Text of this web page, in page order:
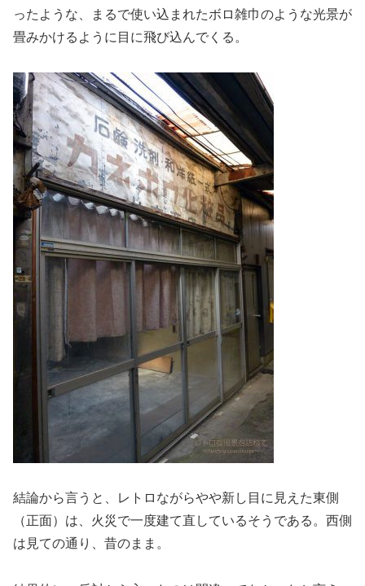
ったような、まるで使い込まれたボロ雑巾のような光景が
畳みかけるように目に飛び込んでくる。
結論から言うと、レトロながらやや新し目に見えた東側
（正面）は、火災で一度建て直しているそうである。西側
は見ての通り、昔のまま。